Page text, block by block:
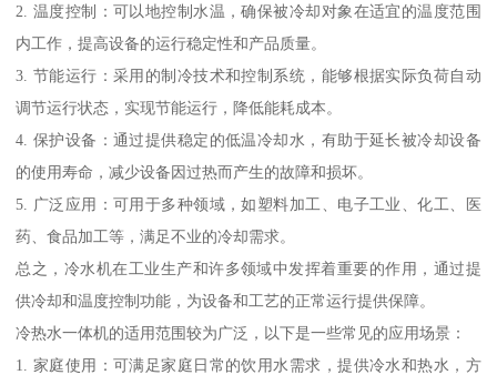
2. 温度控制：可以地控制水温，确保被冷却对象在适宜的温度范围
内工作，提高设备的运行稳定性和产品质量。
3. 节能运行：采用的制冷技术和控制系统，能够根据实际负荷自动
调节运行状态，实现节能运行，降低能耗成本。
4. 保护设备：通过提供稳定的低温冷却水，有助于延长被冷却设备
的使用寿命，减少设备因过热而产生的故障和损坏。
5. 广泛应用：可用于多种领域，如塑料加工、电子工业、化工、医
药、食品加工等，满足不业的冷却需求。
总之，冷水机在工业生产和许多领域中发挥着重要的作用，通过提
供冷却和温度控制功能，为设备和工艺的正常运行提供保障。
冷热水一体机的适用范围较为广泛，以下是一些常见的应用场景：
1. 家庭使用：可满足家庭日常的饮用水需求，提供冷水和热水，方